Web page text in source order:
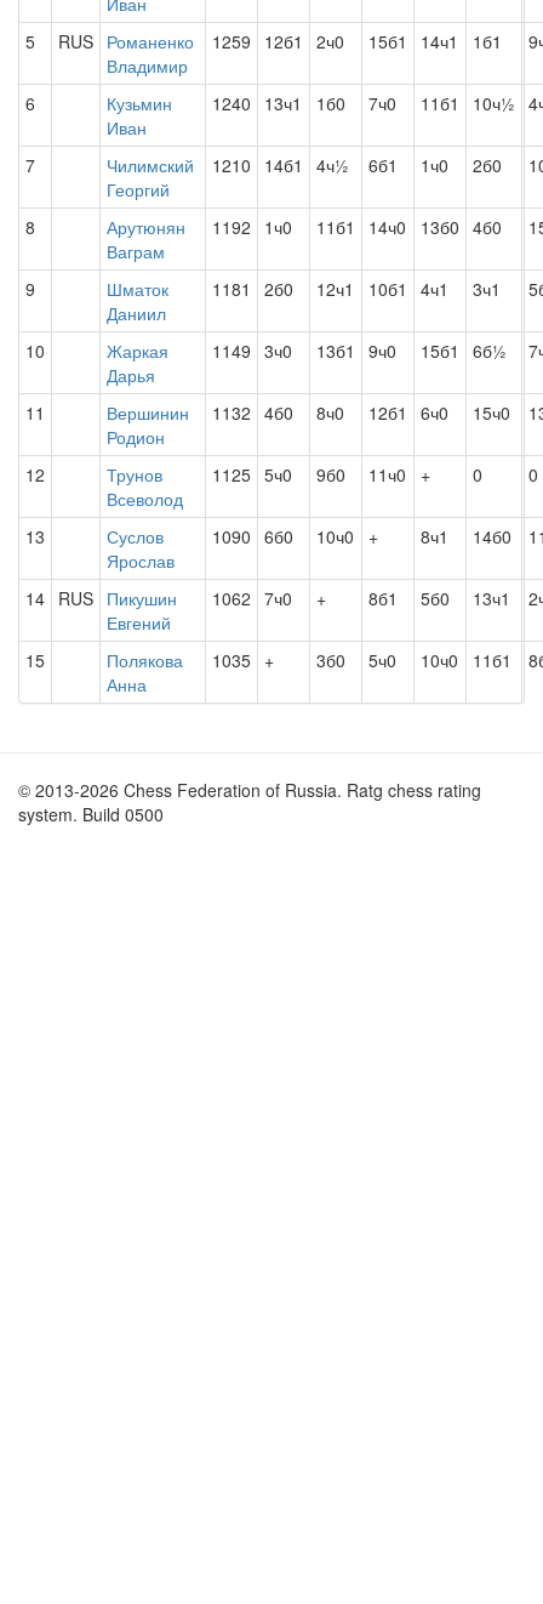
5 RUS Романенко
Владимир
1259 12б1 2ч0 15б1 14ч1 1б1
6
Кузьмин
Иван
1240 13ч1 1б0 7ч0 11б1 10ч½
7
Чилимский
Георгий
1210 14б1 4ч½ 6б1 1ч0 2б0
8
Арутюнян
Ваграм
1192 1ч0 11б1 14ч0 13б0 4б0
9
Шматок
Даниил
1181 2б0 12ч1 10б1 4ч1 3ч1
10
Жаркая
Дарья
1149 3ч0 13б1 9ч0 15б1 6б½
11
Вершинин
Родион
1132 4б0 8ч0 12б1 6ч0 15ч0
12
Трунов
Всеволод
1125 5ч0 9б0 11ч0 + 0 0
13
Суслов
Ярослав
1090 6б0 10ч0 + 8ч1 14б0
14 RUS Пикушин
Евгений
1062 7ч0 + 8б1 5б0 13ч1
15
Полякова
Анна
1035 + 3б0 5ч0 10ч0 11б1
© 2013-2026 Chess Federation of Russia. Ratg chess rating
system. Build 0500